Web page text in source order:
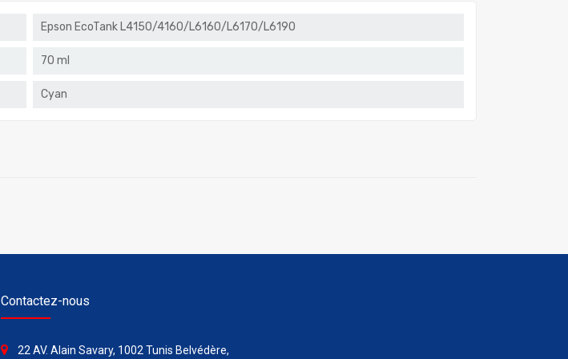
Epson EcoTank L4150/4160/L6160/L6170/L6190
70 ml
Cyan
Contactez-nous
22 AV. Alain Savary, 1002 Tunis Belvédère,